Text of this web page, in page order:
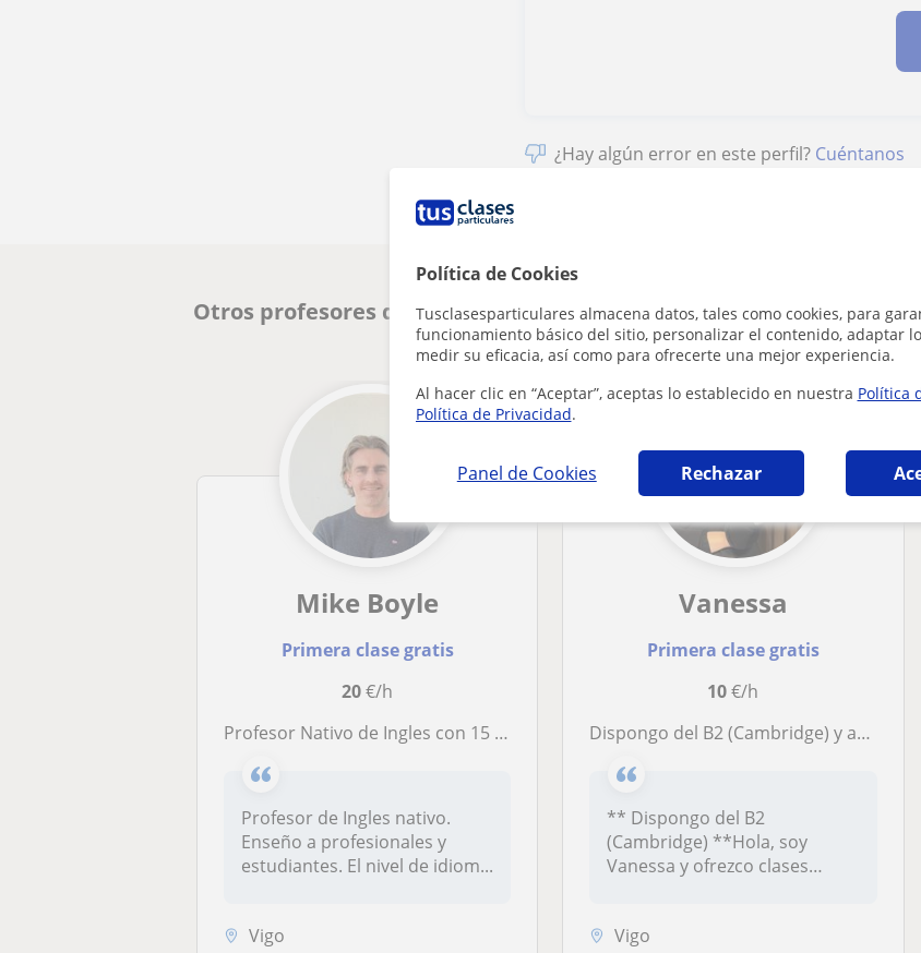
Política de Cookies
Tusclasesparticulares almacena datos, tales como cookies, para
funcionamiento básico del sitio, personalizar el contenido, adaptar
medir su eficacia, así como para ofrecerte una mejor experiencia.
Al hacer clic en “Aceptar”, aceptas lo establecido en nuestra Política
Política de Privacidad.
Panel de Cookies Rechazar
¿Hay algún error en este perfil? Cuéntanos
Otros profesores de FCE First Certificate in English en Vigo que
Mike Boyle
Primera clase gratis
20€/h
Profesor Nativo de Ingles con 15 años de experiencia
Profesor de Ingles nativo.
Enseño a profesionales y
estudiantes. El nivel de idiom...
Vigo
Vanessa
Primera clase gratis
10€/h
Dispongo del B2 (Cambridge) y actualmente estoy preparándome el C1, me ofrezco para dar clases a alumnos de Primaria y ESO
** Dispongo del B2
(Cambridge) **Hola, soy
Vanessa y ofrezco clases
Vigo